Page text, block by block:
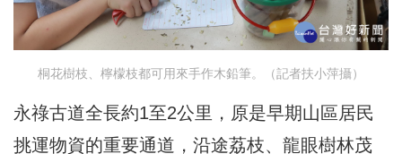
桐花樹枝、檸檬枝都可用來手作木鉛筆。（記者扶小萍攝）
永祿古道全長約1至2公里，原是早期山區居民
挑運物資的重要通道，沿途荔枝、龍眼樹林茂